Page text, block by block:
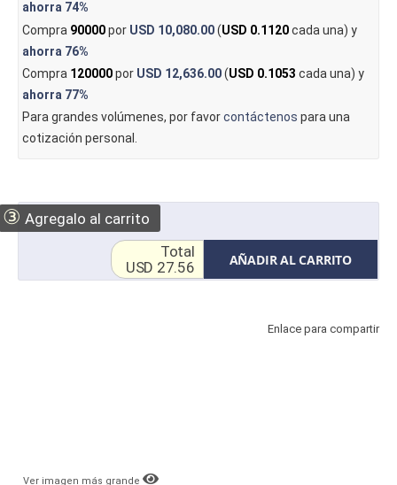
ahorra 74%
Compra 90000por USD 10,080.00(USD 0.1120cada una) y
ahorra 76%
Compra 120000por USD 12,636.00(USD 0.1053 cada una) y
ahorra 77%
Para grandes volúmenes, por favorcontáctenos para una
cotización personal.
③ Agregalo al carrito
AÑADIR AL CARRITO
Total
USD 27.56
Enlace para compartir
Ver imagen más grande